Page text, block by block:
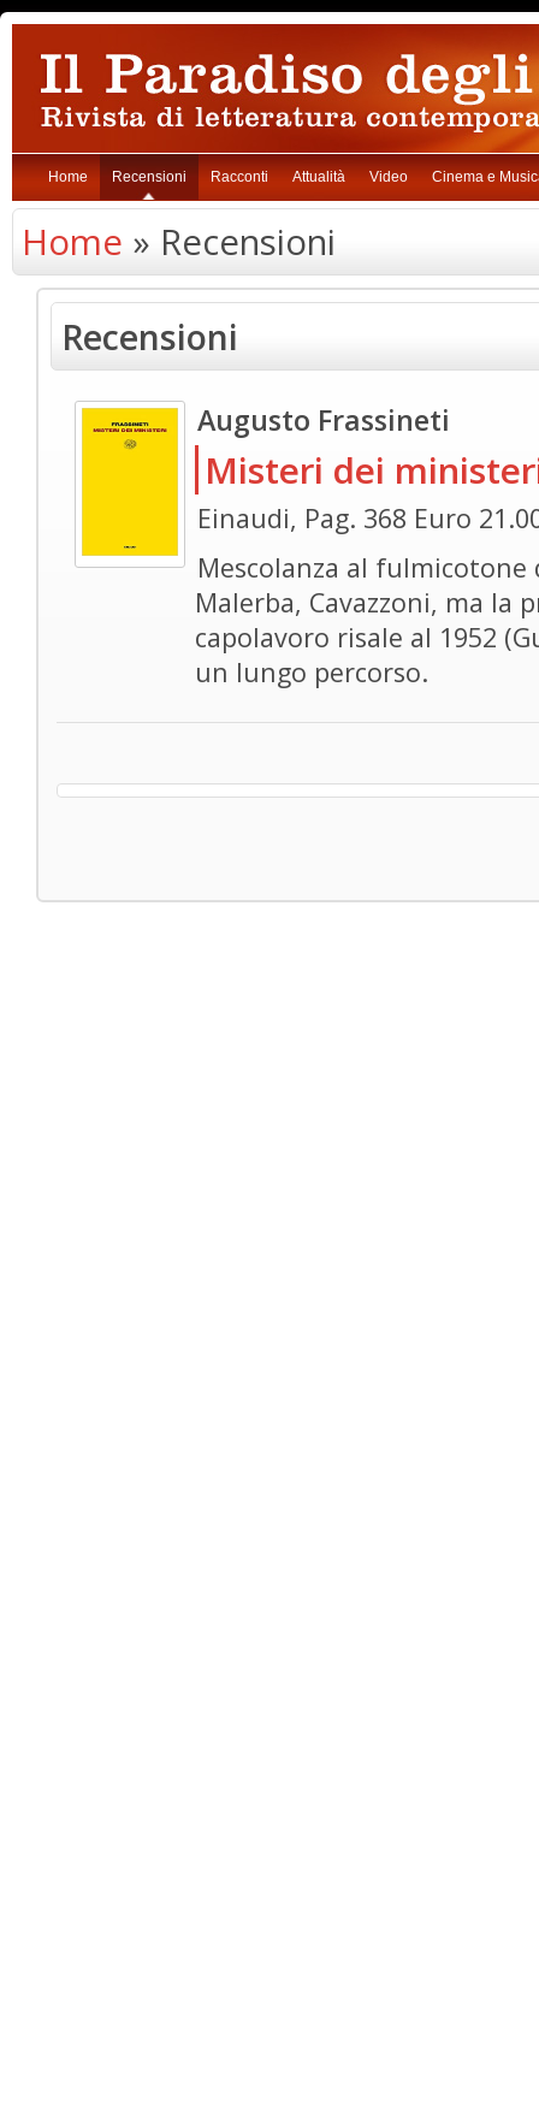
Home Recensioni Racconti Attualità Video Cinema e
Home » Recensioni
Recensioni
Augusto Frassineti
Misteri dei
Einaudi, Pag. 368 Euro
Mescolanza al fulmicotone
Malerba, Cavazzoni, ma la
capolavoro risale al 1952
un lungo percorso.